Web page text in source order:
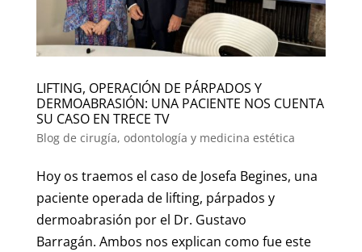
LIFTING, OPERACIÓN DE PÁRPADOS Y
DERMOABRASIÓN: UNA PACIENTE NOS CUENTA
SU CASO EN TRECE TV
Blog de cirugía, odontología y medicina estética
Hoy os traemos el caso de Josefa Begines, una
paciente operada de lifting, párpados y
dermoabrasión por el Dr. Gustavo
Barragán. Ambos nos explican como fue este